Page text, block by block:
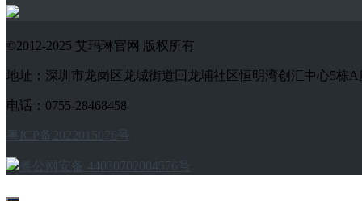
©2012-2025 艾玛琳官网 版权所有
地址：深圳市龙岗区龙城街道回龙埔社区恒明湾创汇中心5栋A
电话：0755-28468458
粤ICP备2022015076号
粤公网安备 44030702004576号